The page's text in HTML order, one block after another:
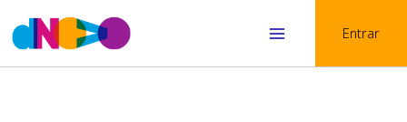
to
content
Entrar